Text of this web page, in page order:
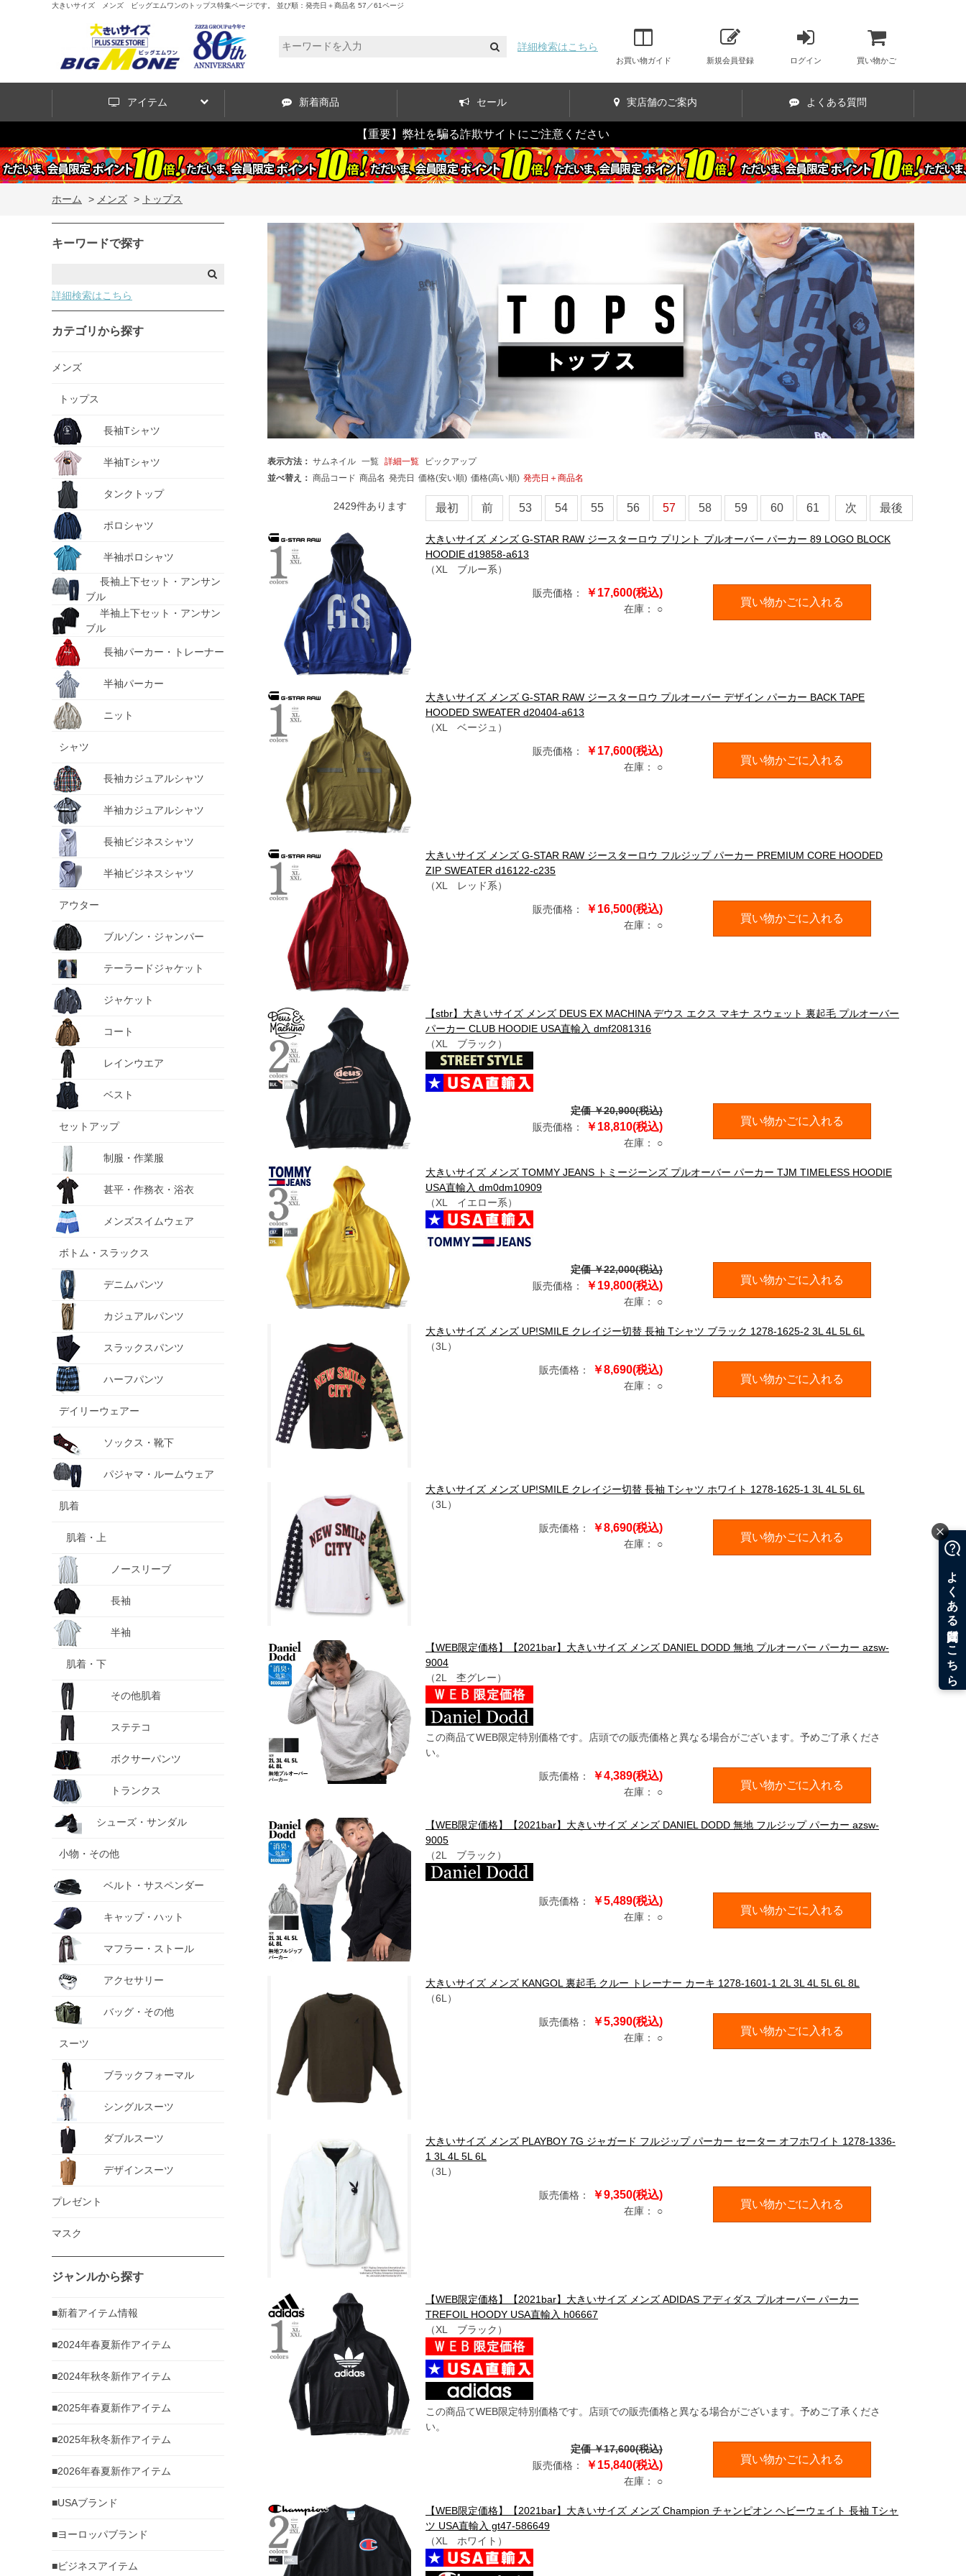
大きいサイズ メンズ ビッグエムワンのトップス特集ページです。 並び順：発売日＋商品名 57／61ページ
詳細検索はこちら
お買い物ガイド 新規会員登録 ログイン 買い物かご
アイテム 新着商品 セール 実店舗のご案内 よくある質問
【重要】弊社を騙る詐欺サイトにご注意ください
ホーム > メンズ > トップス
キーワードで探す
詳細検索はこちら
カテゴリから探す
メンズ
トップス
長袖Tシャツ
半袖Tシャツ
タンクトップ
ポロシャツ
半袖ポロシャツ
長袖上下セット・アンサン
ブル
半袖上下セット・アンサン
ブル
長袖パーカー・トレーナー
半袖パーカー
ニット
シャツ
長袖カジュアルシャツ
半袖カジュアルシャツ
長袖ビジネスシャツ
半袖ビジネスシャツ
アウター
ブルゾン・ジャンパー
テーラードジャケット
ジャケット
コート
レインウエア
ベスト
セットアップ
制服・作業服
甚平・作務衣・浴衣
メンズスイムウェア
ボトム・スラックス
デニムパンツ
カジュアルパンツ
スラックスパンツ
ハーフパンツ
デイリーウェアー
ソックス・靴下
パジャマ・ルームウェア
肌着
肌着・上
ノースリーブ
長袖
半袖
肌着・下
その他肌着
ステテコ
ボクサーパンツ
トランクス
シューズ・サンダル
小物・その他
ベルト・サスペンダー
キャップ・ハット
マフラー・ストール
アクセサリー
バッグ・その他
スーツ
ブラックフォーマル
シングルスーツ
ダブルスーツ
デザインスーツ
プレゼント
マスク
ジャンルから探す
■新着アイテム情報
■2024年春夏新作アイテム
■2024年秋冬新作アイテム
■2025年春夏新作アイテム
■2025年秋冬新作アイテム
■2026年春夏新作アイテム
■USAブランド
■ヨーロッパブランド
■ビジネスアイテム
表示方法： サムネイル 一覧 詳細一覧
ピックアップ
並べ替え： 商品コード 商品名 発売日 価格(安い順) 価格(高い順) 発売日＋商品名
2429件あります 最初 前 53 54 55 56 57 58 59 60 61 次 最後
大きいサイズ メンズ G-STAR RAW ジースターロウ プリント プルオーバー パーカー 89 LOGO BLOCK
HOODIE d19858-a613
（XL ブルー系）
販売価格： ￥17,600(税込)
在庫： ○
買い物かごに入れる
大きいサイズ メンズ G-STAR RAW ジースターロウ プルオーバー デザイン パーカー BACK TAPE
HOODED SWEATER d20404-a613
（XL ベージュ）
販売価格： ￥17,600(税込)
在庫： ○
買い物かごに入れる
大きいサイズ メンズ G-STAR RAW ジースターロウ フルジップ パーカー PREMIUM CORE HOODED
ZIP SWEATER d16122-c235
（XL レッド系）
販売価格： ￥16,500(税込)
在庫： ○
買い物かごに入れる
【stbr】大きいサイズ メンズ DEUS EX MACHINA デウス エクス マキナ スウェット 裏起毛 プルオーバー
パーカー CLUB HOODIE USA直輸入 dmf2081316
（XL ブラック）
定価 ￥20,900(税込)
販売価格：
￥18,810(税込)
在庫： ○
買い物かごに入れる
大きいサイズ メンズ TOMMY JEANS トミージーンズ プルオーバー パーカー TJM TIMELESS HOODIE
USA直輸入 dm0dm10909
（XL イエロー系）
定価 ￥22,000(税込)
販売価格：
￥19,800(税込)
在庫： ○
買い物かごに入れる
大きいサイズ メンズ UP!SMILE クレイジー切替 長袖 Tシャツ ブラック 1278-1625-2 3L 4L 5L 6L
（3L）
販売価格： ￥8,690(税込)
在庫： ○
買い物かごに入れる
大きいサイズ メンズ UP!SMILE クレイジー切替 長袖 Tシャツ ホワイト 1278-1625-1 3L 4L 5L 6L
（3L）
販売価格： ￥8,690(税込)
在庫： ○
買い物かごに入れる
【WEB限定価格】【2021bar】大きいサイズ メンズ DANIEL DODD 無地 プルオーバー パーカー azsw-
9004
（2L 杢グレー）
この商品てWEB限定特別価格です。店頭での販売価格と異なる場合がございます。予めご了承くださ
い。
販売価格： ￥4,389(税込)
在庫： ○
買い物かごに入れる
【WEB限定価格】【2021bar】大きいサイズ メンズ DANIEL DODD 無地 フルジップ パーカー azsw-
9005
（2L ブラック）
販売価格： ￥5,489(税込)
在庫： ○
買い物かごに入れる
大きいサイズ メンズ KANGOL 裏起毛 クルー トレーナー カーキ 1278-1601-1 2L 3L 4L 5L 6L 8L
（6L）
販売価格： ￥5,390(税込)
在庫： ○
買い物かごに入れる
大きいサイズ メンズ PLAYBOY 7G ジャガード フルジップ パーカー セーター オフホワイト 1278-1336-
1 3L 4L 5L 6L
（3L）
販売価格： ￥9,350(税込)
在庫： ○
買い物かごに入れる
【WEB限定価格】【2021bar】大きいサイズ メンズ ADIDAS アディダス プルオーバー パーカー
TREFOIL HOODY USA直輸入 h06667
（XL ブラック）
この商品てWEB限定特別価格です。店頭での販売価格と異なる場合がございます。予めご了承くださ
い。
定価 ￥17,600(税込)
販売価格：
￥15,840(税込)
在庫： ○
買い物かごに入れる
【WEB限定価格】【2021bar】大きいサイズ メンズ Champion チャンピオン ヘビーウェイト 長袖 Tシャ
ツ USA直輸入 gt47-586649
（XL ホワイト）